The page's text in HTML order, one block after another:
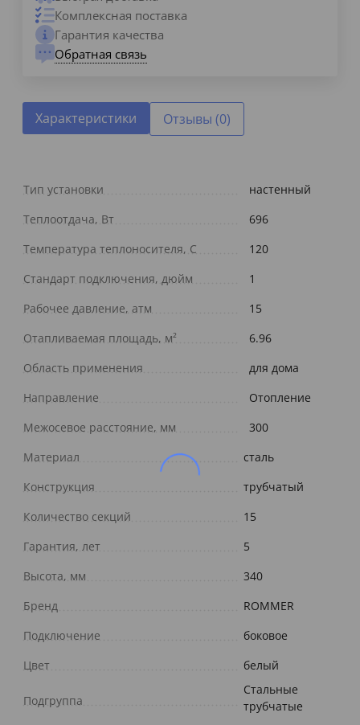
Комплексная поставка
Гарантия качества
Обратная связь
Характеристики Отзывы (0)
Тип установки
настенный
Теплоотдача, Вт
696
Температура теплоносителя, С
120
Стандарт подключения, дюйм
1
Рабочее давление, атм
15
Отапливаемая площадь, м²
6.96
Область применения
для дома
Направление
Отопление
Межосевое расстояние, мм
300
Материал
сталь
Конструкция
трубчатый
Количество секций
15
Гарантия, лет
5
Высота, мм
340
Бренд
ROMMER
Подключение
боковое
Цвет
белый
Подгруппа
Стальные
трубчатые